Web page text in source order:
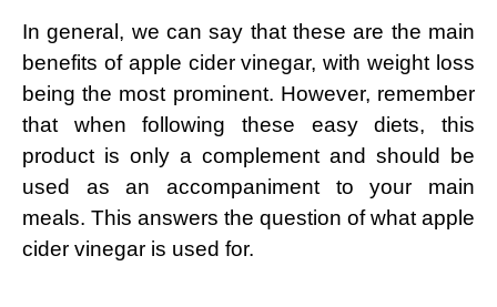
In general, we can say that these are the main
benefits of apple cider vinegar, with weight loss
being the most prominent. However, remember
that when following these easy diets, this
product is only a complement and should be
used as an accompaniment to your main
meals. This answers the question of what apple
cider vinegar is used for.